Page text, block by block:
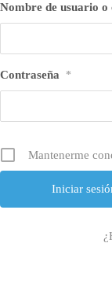
Nombre de usuario
Contraseña *
Mantenerme